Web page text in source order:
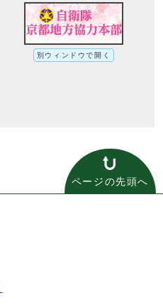
別ウィンドウで開く
ページの先頭へ